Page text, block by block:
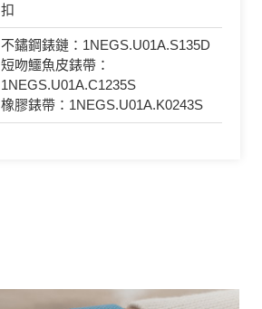
扣
不鏽鋼錶鏈：1NEGS.U01A.S135D
短吻鱷魚皮錶帶：
1NEGS.U01A.C1235S
橡膠錶帶：1NEGS.U01A.K0243S